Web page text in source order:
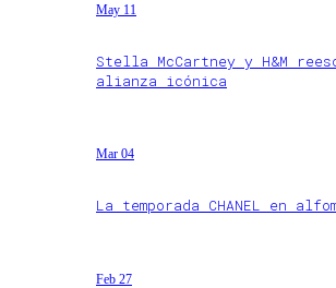
May 11
Stella McCartney y H&M
alianza icónica
Mar 04
La temporada CHANEL en
Feb 27